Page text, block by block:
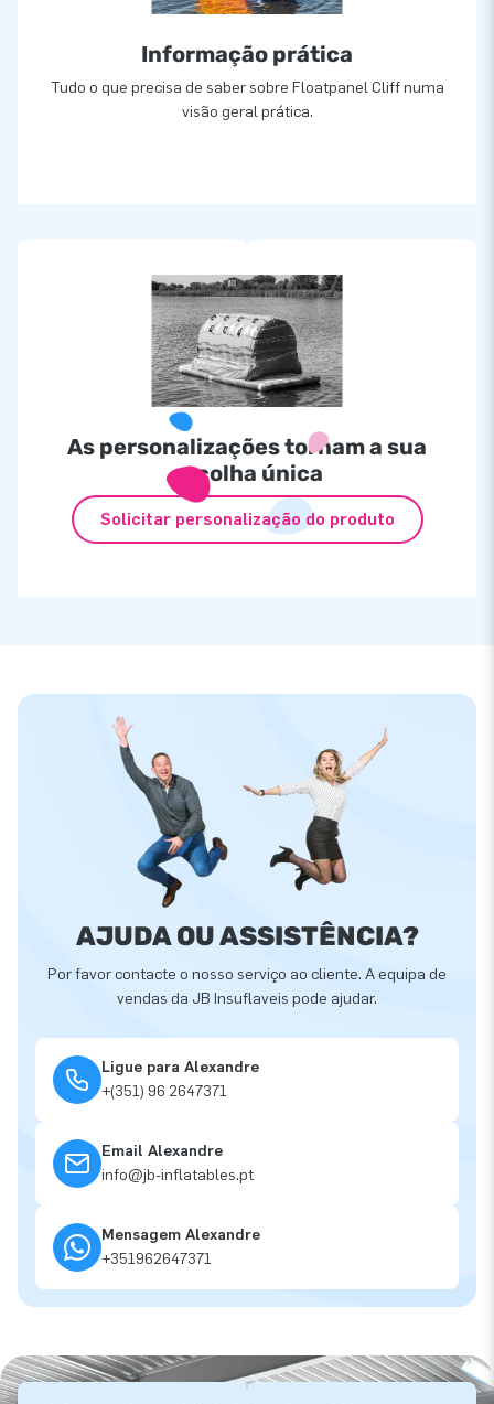
Informação prática
Tudo o que precisa de saber sobre Floatpanel Cliff numa
visão geral prática.
As personalizações tornam a sua
escolha única
Solicitar personalização do produto
AJUDA OU ASSISTÊNCIA?
Por favor contacte o nosso serviço ao cliente. A equipa de
vendas da JB Insuflaveis pode ajudar.
Ligue para Alexandre
+(351) 96 2647371
Email Alexandre
info@jb-inflatables.pt
Mensagem Alexandre
+351962647371